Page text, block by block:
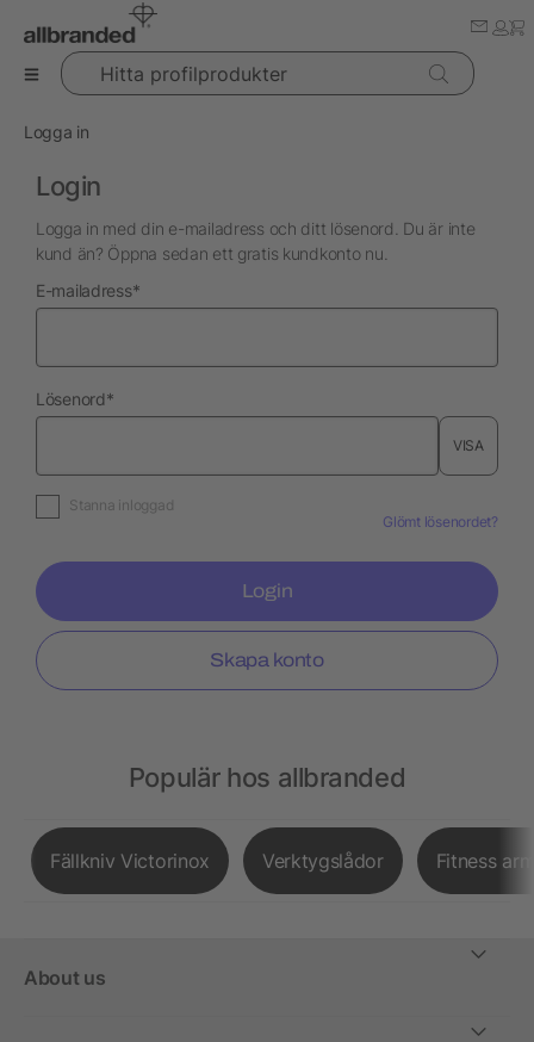
Hitta profilprodukter
Logga in
Login
Logga in med din e-mailadress och ditt lösenord. Du är inte
kund än? Öppna sedan ett gratis kundkonto nu.
E-mailadressnödvändig
*
Lösenordnödvändig
*
VISA
Stanna inloggad
Glömt lösenordet?
Login
Skapa konto
Populär hos allbranded
Fällkniv Victorinox Verktygslådor Fitness
About us